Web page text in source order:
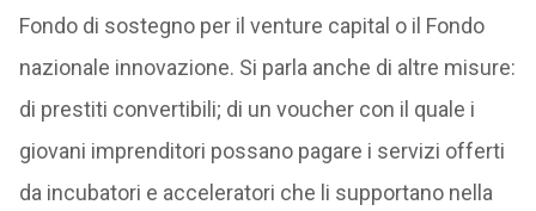
Fondo di sostegno per il venture capital o il Fondo
nazionale innovazione. Si parla anche di altre misure:
di prestiti convertibili; di un voucher con il quale i
giovani imprenditori possano pagare i servizi offerti
da incubatori e acceleratori che li supportano nella